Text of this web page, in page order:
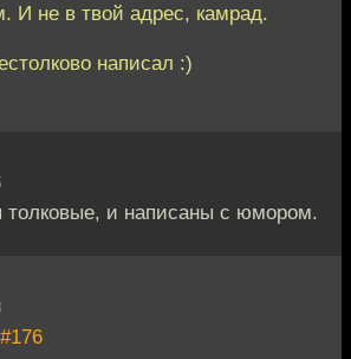
И не в твой адрес, камрад.
написал :)
толковые, и написаны с юмором.
#176